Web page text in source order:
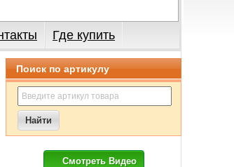
Где купить
Поиск по артикулу
Смотреть Видео